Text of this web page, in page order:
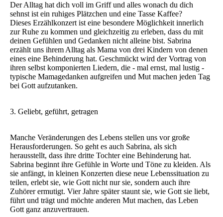
Der Alltag hat dich voll im Griff und alles wonach du dich
sehnst ist ein ruhiges Plätzchen und eine Tasse Kaffee?
Dieses Erzählkonzert ist eine besondere Möglichkeit innerlich
zur Ruhe zu kommen und gleichzeitig zu erleben, dass du mit
deinen Gefühlen und Gedanken nicht alleine bist. Sabrina
erzählt uns ihrem Alltag als Mama von drei Kindern von denen
eines eine Behinderung hat. Geschmückt wird der Vortrag von
ihren selbst komponierten Liedern, die - mal ernst, mal lustig -
typische Mamagedanken aufgreifen und Mut machen jeden Tag
bei Gott aufzutanken.
3. Geliebt, geführt, getragen
Manche Veränderungen des Lebens stellen uns vor große
Herausforderungen. So geht es auch Sabrina, als sich
herausstellt, dass ihre dritte Tochter eine Behinderung hat.
Sabrina beginnt ihre Gefühle in Worte und Töne zu kleiden. Als
sie anfängt, in kleinen Konzerten diese neue Lebenssituation zu
teilen, erlebt sie, wie Gott nicht nur sie, sondern auch ihre
Zuhörer ermutigt. Vier Jahre später staunt sie, wie Gott sie liebt,
führt und trägt und möchte anderen Mut machen, das Leben
Gott ganz anzuvertrauen.